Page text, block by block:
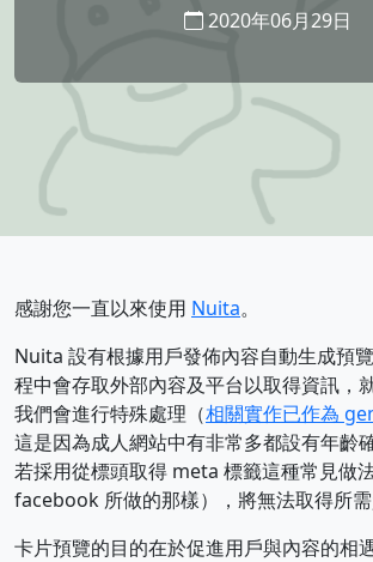
2020年06月29日
感謝您一直以來使用 Nuita。
Nuita 設有根據用戶發佈內容自動生成預
程中會存取外部內容及平台以取得資訊，
我們會進行特殊處理（相關實作已作為
這是因為成人網站中有非常多都設有年齡
若採用從標頭取得 meta 標籤這種常見做
facebook 所做的那樣），將無法取得所需
卡片預覽的目的在於促進用戶與內容的相